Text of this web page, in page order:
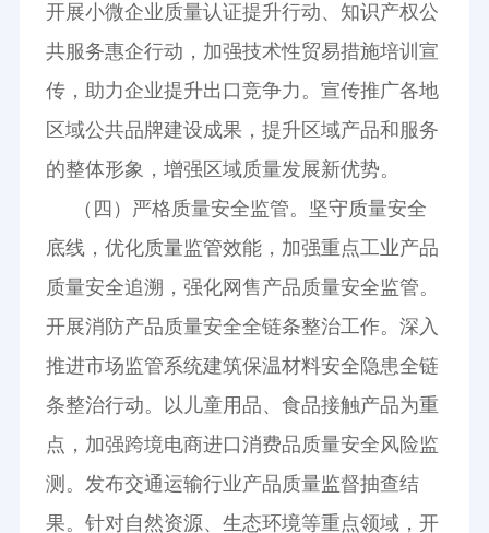
开展小微企业质量认证提升行动、知识产权公
共服务惠企行动，加强技术性贸易措施培训宣
传，助力企业提升出口竞争力。宣传推广各地
区域公共品牌建设成果，提升区域产品和服务
的整体形象，增强区域质量发展新优势。
（四）严格质量安全监管。坚守质量安全
底线，优化质量监管效能，加强重点工业产品
质量安全追溯，强化网售产品质量安全监管。
开展消防产品质量安全全链条整治工作。深入
推进市场监管系统建筑保温材料安全隐患全链
条整治行动。以儿童用品、食品接触产品为重
点，加强跨境电商进口消费品质量安全风险监
测。发布交通运输行业产品质量监督抽查结
果。针对自然资源、生态环境等重点领域，开